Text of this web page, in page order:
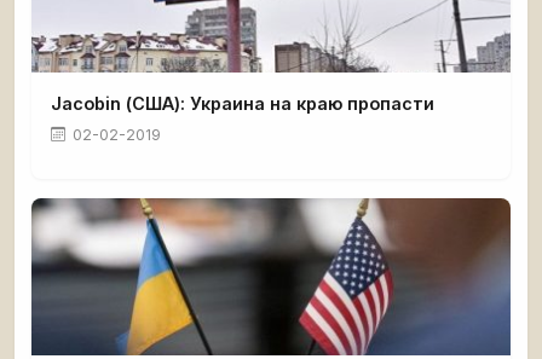
Jacobin (США): Украина на краю пропасти
02-02-2019